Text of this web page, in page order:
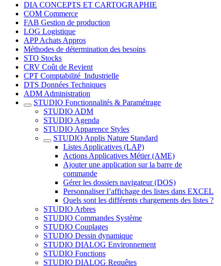
DIA CONCEPTS ET CARTOGRAPHIE
COM Commerce
FAB Gestion de production
LOG Logistique
APP Achats Appros
Méthodes de détermination des besoins
STO Stocks
CRV Coût de Revient
CPT Comptabilité_Industrielle
DTS Données Techniques
ADM Administration
STUDIO Fonctionnalités & Paramétrage
STUDIO ADM
STUDIO Agenda
STUDIO Apparence Styles
STUDIO Applis Nature Standard
Listes Applicatives (LAP)
Actions Applicatives Métier (AME)
Ajouter une application sur la barre de
commande
Gérer les dossiers navigateur (DOS)
Personnaliser l’affichage des listes dans EXCEL
Quels sont les différents chargements des listes ?
STUDIO Arbres
STUDIO Commandes Système
STUDIO Couplages
STUDIO Dessin dynamique
STUDIO DIALOG Environnement
STUDIO Fonctions
STUDIO DIALOG Requêtes